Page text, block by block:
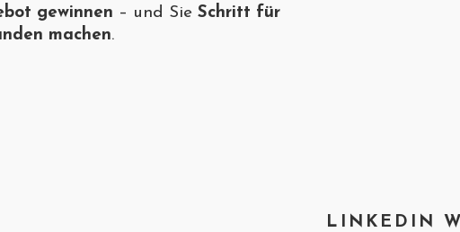
gewinnen – und Sie Schritt für
machen.
LINKEDIN